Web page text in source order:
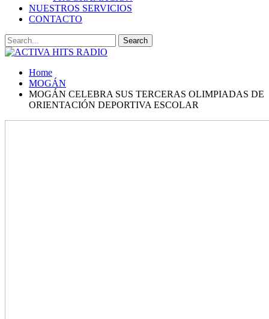
NUESTROS SERVICIOS
CONTACTO
Home
MOGÁN
MOGÁN CELEBRA SUS TERCERAS OLIMPIADAS DE
ORIENTACIÓN DEPORTIVA ESCOLAR